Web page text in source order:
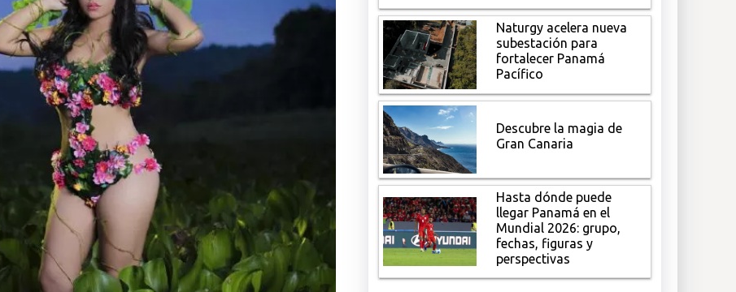
Naturgy acelera nueva
subestación para
fortalecer Panamá
Pacífico
Descubre la magia de
Gran Canaria
Hasta dónde puede
llegar Panamá en el
Mundial 2026: grupo,
fechas, figuras y
perspectivas